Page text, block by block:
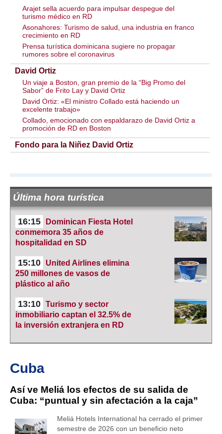
Arajet sella acuerdo para impulsar despegue del
turismo médico en RD
Asonahores: Turismo de salud, una industria en franco
crecimiento en RD
Prensa turística dominicana sugiere no propagar
rumores sobre el coronavirus
David Ortiz
Un viaje a Boston, gran premio de la “Big Promo del
Sabor” de Frito Lay y David Ortiz
David Ortiz: «El ministro Collado está haciendo un
excelente trabajo»
Collado, emocionado con espaldarazo de David Ortiz a
promoción de RD en Boston
Fondo para la Niñez David Ortiz
Última hora turística
16:15
Dominican Fiesta Hotel
conmemora 35 años de
hospitalidad en SD
15:10
United Airlines elimina
250 millones de vasos de
plástico al año
13:10 Turismo y sector
inmobiliario captan el 32.5% de
la inversión extranjera en RD
Cuba
Así ve Meliá los efectos de su salida de
Cuba: “puntual y sin afectación a la caja”
Meliá Hotels International ha cerrado el primer
semestre de 2026 con un beneficio neto